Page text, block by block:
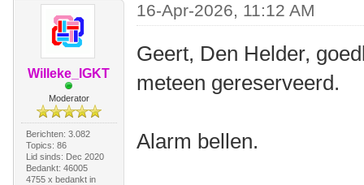
Willeke_IGKT
Moderator
Berichten: 3.082
Topics: 86
Lid sinds: Dec 2020
Bedankt: 46005
4755 x bedankt in
16-Apr-2026, 11:12 AM
Geert, Den Helder,
meteen gereserveerd.
Alarm bellen.